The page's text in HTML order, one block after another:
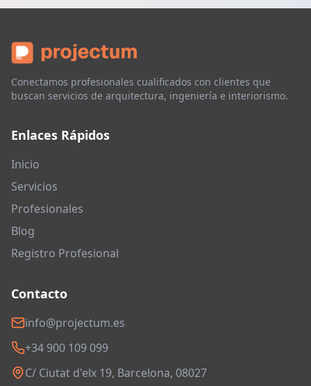
Conectamos profesionales cualificados con clientes que
buscan servicios de arquitectura, ingeniería e interiorismo.
Enlaces Rápidos
Inicio
Servicios
Profesionales
Blog
Registro Profesional
Contacto
info@projectum.es
+34 900 109 099
C/ Ciutat d'elx 19, Barcelona, 08027